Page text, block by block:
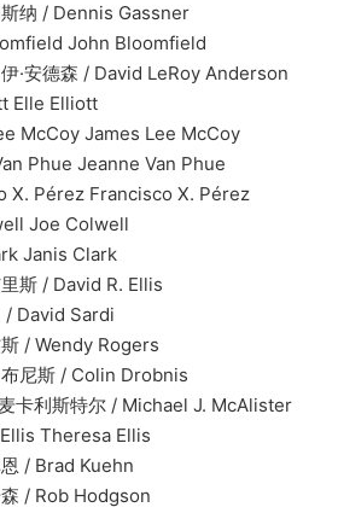
Dennis Gassner
John Bloomfield
德森 / David LeRoy Anderson
Elliott
James Lee McCoy
Jeanne Van Phue
Francisco X. Pérez
Colwell
Clark
斯 / David R. Ellis
Sardi
/ Wendy Rogers
/ Colin Drobnis
特尔 / Michael J. McAlister
Ellis
Kuehn
Hodgson